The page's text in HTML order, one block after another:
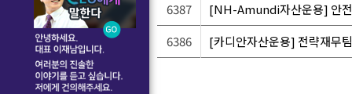
6387
[NH-Amundi자산운용] 안전
6386
[카디안자산운용] 전략재무